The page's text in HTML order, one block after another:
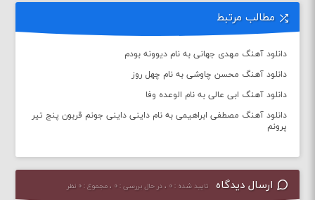
مطالب مرتبط
دانلود آهنگ مهدی جهانی به نام دیوونه بودم
دانلود آهنگ محسن چاوشی به نام چهل روز
دانلود آهنگ ابی عالی به نام الوعده وفا
دانلود آهنگ مصطفی ابراهیمی به نام داینی داینی جونم قربون پنج تیر
پرونم
ارسال دیدگاه تایید شده : ۰ ، در حال بررسی : ۰ ، مجموع : ۰ نظر